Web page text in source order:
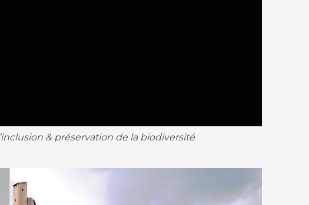
& préservation de la biodiversité